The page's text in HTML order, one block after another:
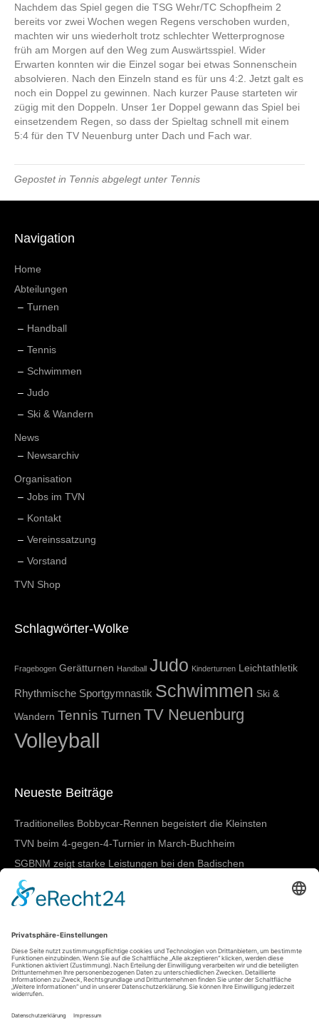
Nachdem das Spiel gegen die TSG Wehr/TC Schopfheim 2
bereits vor zwei Wochen wegen Regens verschoben wurden,
machten wir uns wiederholt trotz schlechter Wetterprognose
früh am Morgen auf den Weg zum Auswärtsspiel. Wider
Erwarten konnten wir die Einzel sogar bei etwas Sonnenschein
absolvieren. Nach den Einzeln stand es für uns 4:2. Jetzt galt es
noch ein Doppel zu gewinnen. Nach kurzer Pause starteten wir
zügig mit den Doppeln. Unser 1er Doppel gewann das Spiel bei
einsetzendem Regen, so dass der Spieltag schnell mit einem
5:4 für den TV Neuenburg unter Dach und Fach war.
Gepostet in Tennis abgelegt unter Tennis
Navigation
Home
Abteilungen
Turnen
Handball
Tennis
Schwimmen
Judo
Ski & Wandern
News
Newsarchiv
Organisation
Jobs im TVN
Kontakt
Vereinssatzung
Vorstand
TVN Shop
Schlagwörter-Wolke
Fragebogen Gerätturnen Handball Judo Kinderturnen Leichtathletik
Rhythmische Sportgymnastik Schwimmen Ski &
Wandern Tennis Turnen TV Neuenburg
Volleyball
Neueste Beiträge
Traditionelles Bobbycar-Rennen begeistert die Kleinsten
TVN beim 4-gegen-4-Turnier in March-Buchheim
SGBNM zeigt starke Leistungen bei den Badischen
Meisterschaften in Lörrach
Damen I mit nächstem Heimtestspiel
Sportkreisschwimmfest
Meta